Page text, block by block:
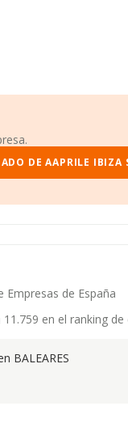
DE AAPRILE IBIZA
Empresas de España
11.759 en el ranking
BALEARES